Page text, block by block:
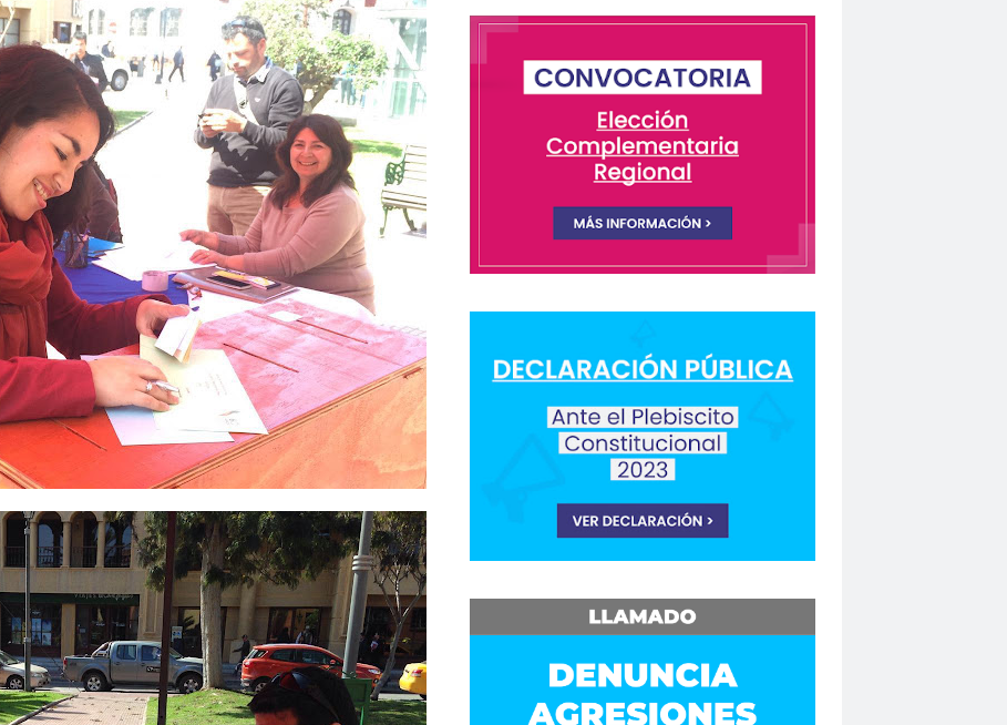
Colegio de Periodist de Chile Colegio de Periodistas
colegio de periodistas Coquimbo
Región de Valparaíso Colegio de Periodistas Regional Bio Bio
Colegio en la Prensa
ColegiodePeriodistas Colegios Profesionales Colombia Columnas de Opinión
columnas de opinón
comision ddhh comision de ddhh
Comisión de Derechos Humanos
comision de genero Comisión de Género
Comisión de Género “Rosario Orrego”
Derechos Humanos comisión género COMISION LABORAL
Comisión Nacional de Género
de Seguimiento de la Convención de Belém do Pará
de Periodistas
comunicacion Comunicación Feminista
Comunicación y DDHH
Concentración de Medios concepción concurso
conflicto social CONFUSAM Congreso Congreso de Periodistas.
Nacional del Colegio de Periodistas
Congreso Nacional Ordinario del Colegio de Periodistas
de Chile
conicyt Consejero de América Larina consejero nacional
CONSEJO ACADÉMICO
Social
Consejo de Rectores de las Universidades chilenas Consejo Metropolitano
consejo nacional
Araucania Consejo Regional Arica
Consejo Regional Atacama
de Chile
Consejo Regional Aysén Consejo Regional Bio Bio
Consejo Regional Biobío
de Atacama Consejo Regional del Colegio de Periodistas - Región de Los Ríos
Consejo Regional El Loa
Magallanes Consejo Regional Magallanes y Antártica Chilena
Ñuble Consejo Regional Valparaíso Consejo Regionales
CHILE
constitución constituyentes consumo contraloria Convencionales
Financieros
Coordinadora Nacional de Inmigrantes Chile
Corporación Nacional del Cobre Corporación Solidaria UTE-USACH
corte de apelaciones
de DDHH Council on Hemispheric Affairs Covid19 Coyhaique crisis
crisis climática